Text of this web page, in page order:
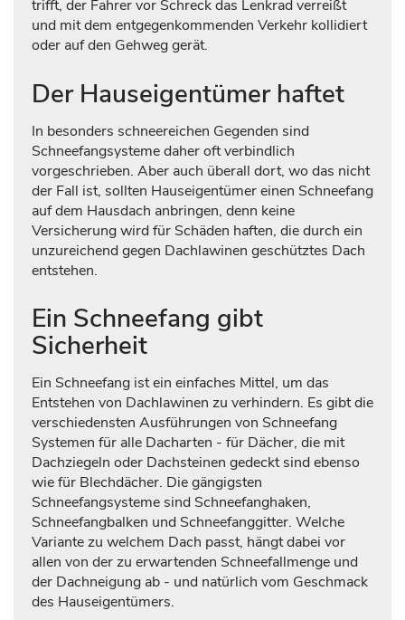
trifft, der Fahrer vor Schreck das Lenkrad verreißt
und mit dem entgegenkommenden Verkehr kollidiert
oder auf den Gehweg gerät.
Der Hauseigentümer haftet
In besonders schneereichen Gegenden sind
Schneefangsysteme daher oft verbindlich
vorgeschrieben. Aber auch überall dort, wo das nicht
der Fall ist, sollten Hauseigentümer einen Schneefang
auf dem Hausdach anbringen, denn keine
Versicherung wird für Schäden haften, die durch ein
unzureichend gegen Dachlawinen geschütztes Dach
entstehen.
Ein Schneefang gibt
Sicherheit
Ein Schneefang ist ein einfaches Mittel, um das
Entstehen von Dachlawinen zu verhindern. Es gibt die
verschiedensten Ausführungen von Schneefang
Systemen für alle Dacharten - für Dächer, die mit
Dachziegeln oder Dachsteinen gedeckt sind ebenso
wie für Blechdächer. Die gängigsten
Schneefangsysteme sind Schneefanghaken,
Schneefangbalken und Schneefanggitter. Welche
Variante zu welchem Dach passt, hängt dabei vor
allen von der zu erwartenden Schneefallmenge und
der Dachneigung ab - und natürlich vom Geschmack
des Hauseigentümers.